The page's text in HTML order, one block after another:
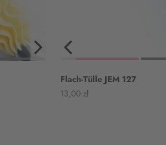
Flach-Tülle JEM 127
Angebot
13,00 zł